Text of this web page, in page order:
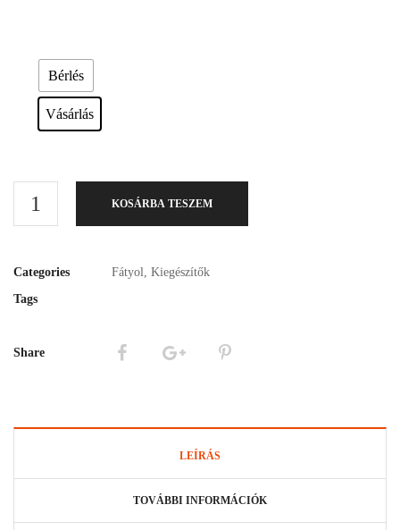
Bérlés
Vásárlás
KOSÁRBA TESZEM
Categories Fátyol, Kiegészítők
Tags
Share
LEÍRÁS
TOVÁBBI INFORMÁCIÓK